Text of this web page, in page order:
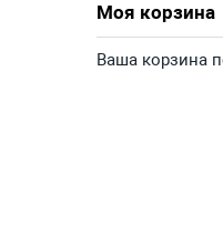
Моя корзина
Ваша корзина